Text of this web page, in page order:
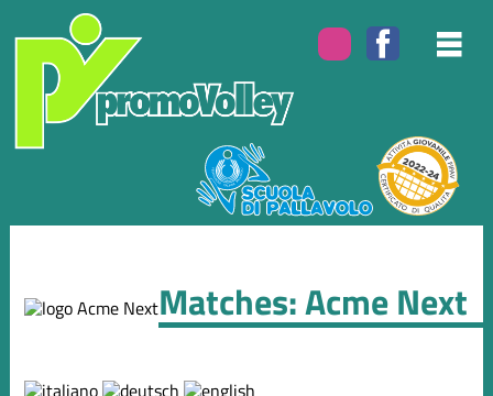
Matches: Acme Next